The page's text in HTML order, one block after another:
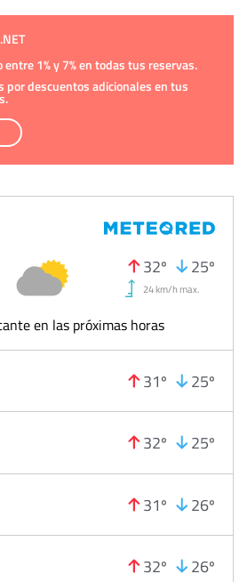
1% y 7% en todas tus reservas.
por descuentos adicionales en tus
32º 25º
24 km/h max.
en las próximas horas
31º 25º
32º 25º
31º 26º
32º 26º